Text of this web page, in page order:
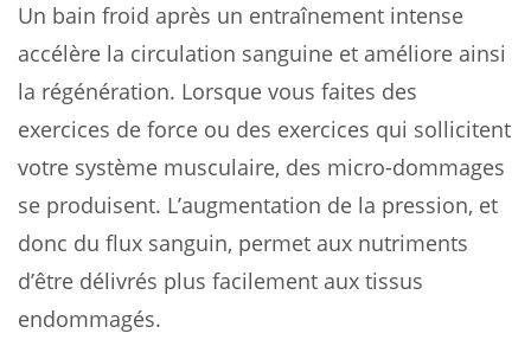
Un bain froid après un entraînement intense
accélère la circulation sanguine et améliore ainsi
la régénération. Lorsque vous faites des
exercices de force ou des exercices qui sollicitent
votre système musculaire, des micro-dommages
se produisent. L’augmentation de la pression, et
donc du flux sanguin, permet aux nutriments
d’être délivrés plus facilement aux tissus
endommagés.